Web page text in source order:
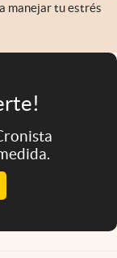
manejar tu estrés